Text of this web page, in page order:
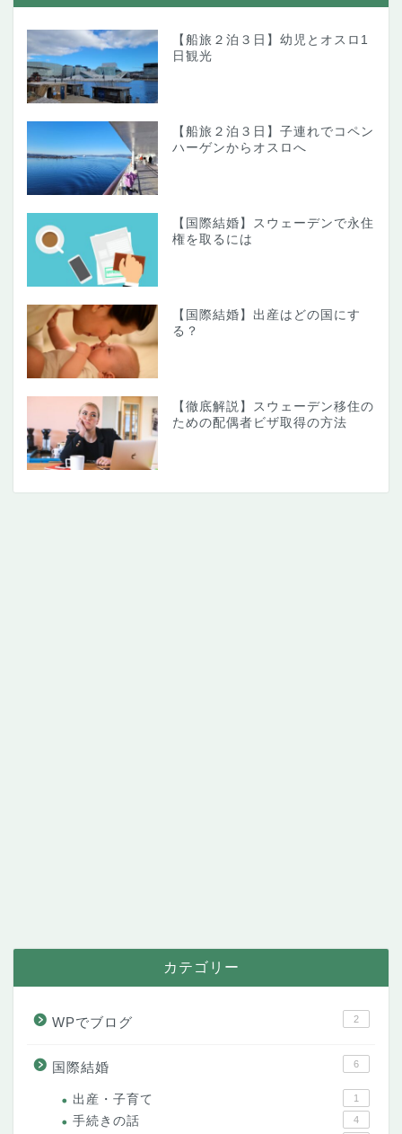
【船旅２泊３日】幼児とオスロ1
日観光
【船旅２泊３日】子連れでコペン
ハーゲンからオスロへ
【国際結婚】スウェーデンで永住
権を取るには
【国際結婚】出産はどの国にす
る？
【徹底解説】スウェーデン移住の
ための配偶者ビザ取得の方法
カテゴリー
WPでブログ 2
国際結婚 6
出産・子育て 1
手続きの話 4